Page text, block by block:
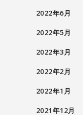
2022年6月
2022年5月
2022年3月
2022年2月
2022年1月
2021年12月